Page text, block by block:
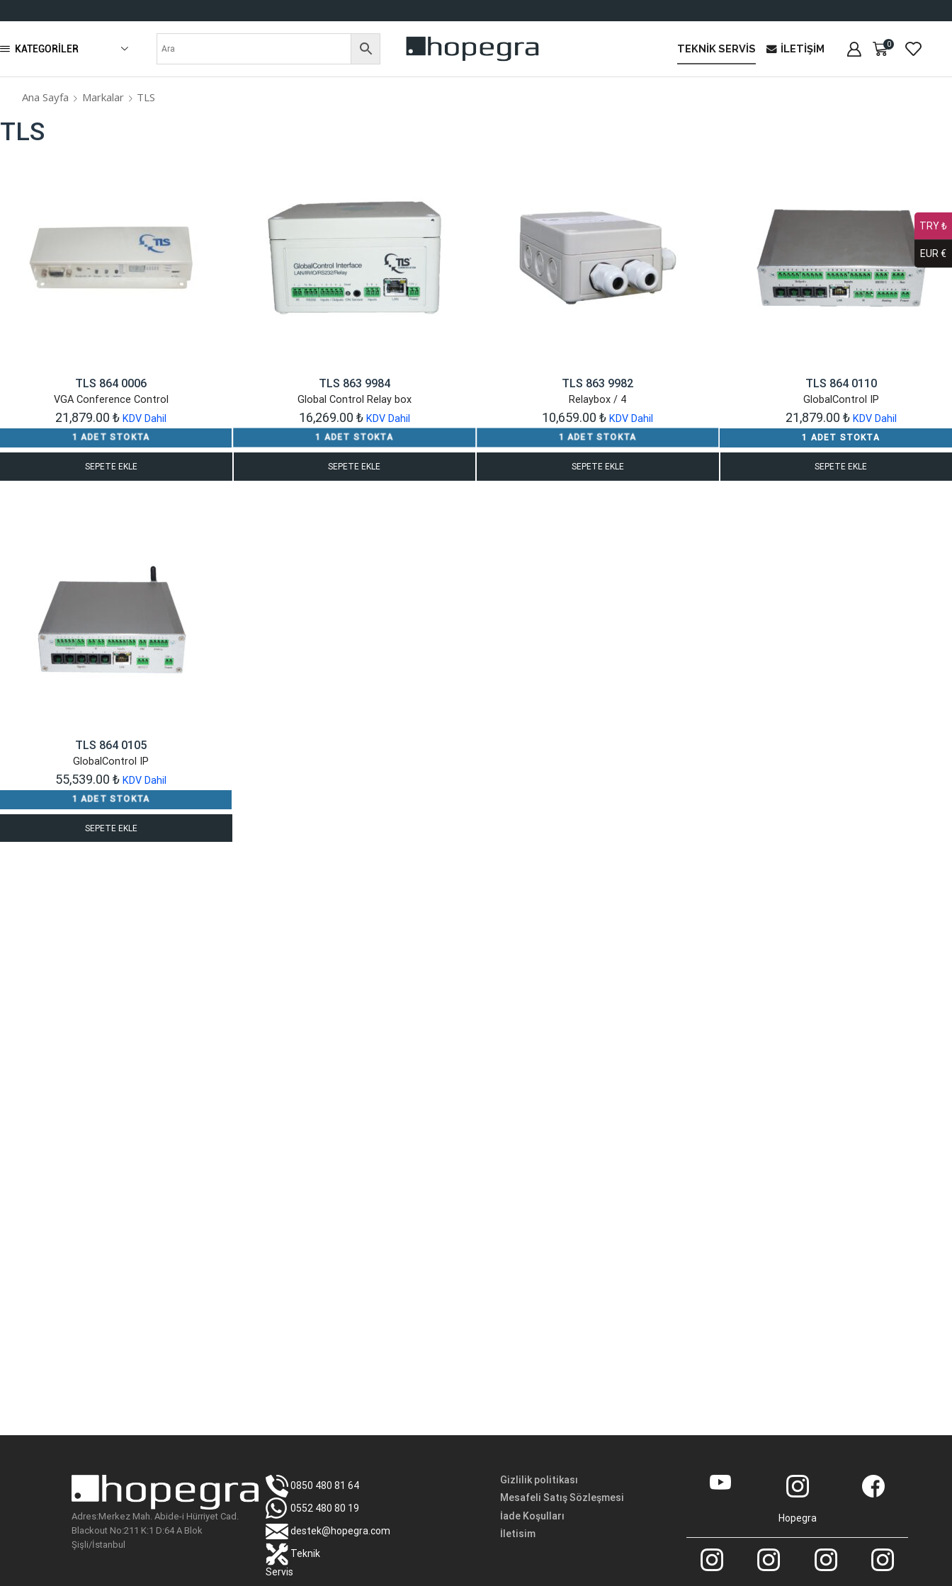
KATEGORILER TEKNIK SERVIS İLETIŞIM 0
Ana Sayfa Markalar TLS
TLS
TLS 864 0006
VGA Conference Control
21,879.00₺ KDV Dahil
1 ADET STOKTA
SEPETE EKLE
TLS 863 9984
Global Control Relay box
16,269.00 ₺ KDV Dahil
1 ADET STOKTA
SEPETE EKLE
TLS 863 9982
Relaybox / 4
10,659.00₺ KDV Dahil
1 ADET STOKTA
SEPETE EKLE
TLS 864 0110
GlobalControl IP
21,879.00 ₺ KDV Dahil
1 ADET STOKTA
SEPETE EKLE
TLS 864 0105
GlobalControl IP
55,539.00₺ KDV Dahil
1 ADET STOKTA
SEPETE EKLE
Adres:Merkez Mah. Abide-i Hürriyet Cad.
Blackout No:211 K:1 D:64 A Blok
Şişli/İstanbul
0850 480 81 64
0552 480 80 19
destek@hopegra.com
Teknik
Servis
Gizlilik politikası
Mesafeli Satış Sözleşmesi
İade Koşulları
İletisim
Hopegra
TRY ₺
EUR €